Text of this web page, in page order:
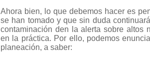
Ahora bien, lo que debemos hacer es
se han tomado y que sin duda
contaminación den la alerta sobre altos
en la práctica. Por ello, podemos
planeación, a saber: